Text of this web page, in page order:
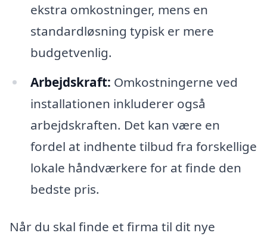
ekstra omkostninger, mens en
standardløsning typisk er mere
budgetvenlig.
Arbejdskraft: Omkostningerne ved
installationen inkluderer også
arbejdskraften. Det kan være en
fordel at indhente tilbud fra forskellige
lokale håndværkere for at finde den
bedste pris.
Når du skal finde et firma til dit nye